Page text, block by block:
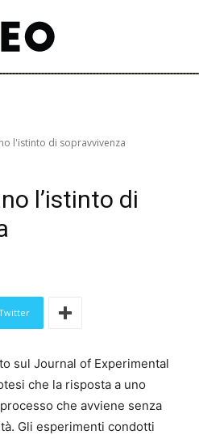
l'istinto di sopravvivenza
l’istinto di
sul Journal of Experimental
che la risposta a uno
che avviene senza
Gli esperimenti condotti